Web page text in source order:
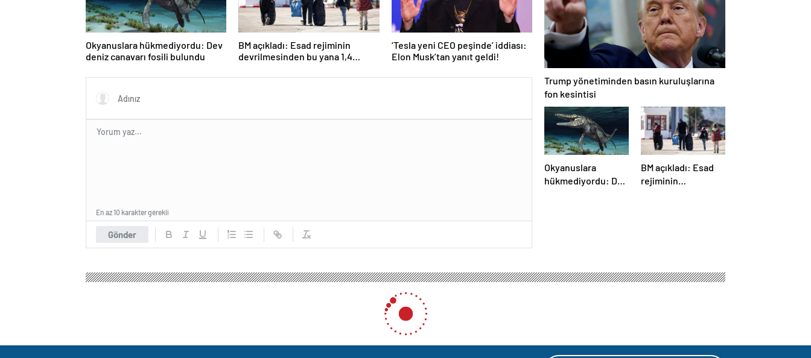
Okyanuslara hükmediyordu: Dev
deniz canavarı fosili bulundu
BM açıkladı: Esad rejiminin
devrilmesinden bu yana 1,4
ülkelerine döndü
‘Tesla yeni CEO peşinde’ iddiası:
Elon Musk’tan yanıt geldi!
Gönder
En az 10 karakter gerekli
Trump yönetiminden basın kuruluşlarına
fon kesintisi
Okyanuslara
hükmediyordu: Dev
BM açıkladı: Esad
rejiminin